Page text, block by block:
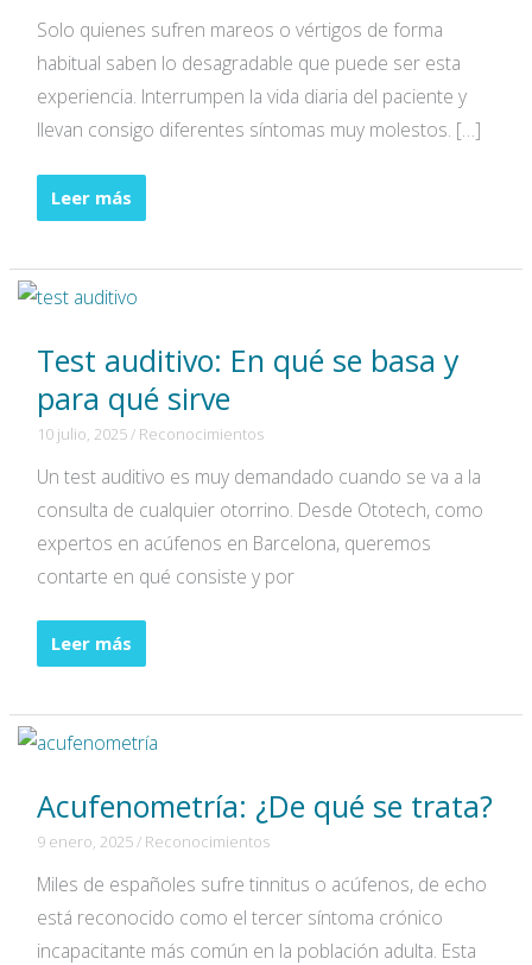
Solo quienes sufren mareos o vértigos de forma
habitual saben lo desagradable que puede ser esta
experiencia. Interrumpen la vida diaria del paciente y
llevan consigo diferentes síntomas muy molestos. […]
Pruebas
vestibulares:
son?
Leer más
Test auditivo: En qué se basa y
para qué sirve
10 julio, 2025/ Reconocimientos
Un test auditivo es muy demandado cuando se va a la
consulta de cualquier otorrino. Desde Ototech, como
expertos en acúfenos en Barcelona, queremos
contarte en qué consiste y por
Test
auditivo:
qué
basa
y
qué
sirve
Leer más
Acufenometría: ¿De qué se trata?
9 enero, 2025/ Reconocimientos
Miles de españoles sufre tinnitus o acúfenos, de echo
está reconocido como el tercer síntoma crónico
incapacitante más común en la población adulta. Esta